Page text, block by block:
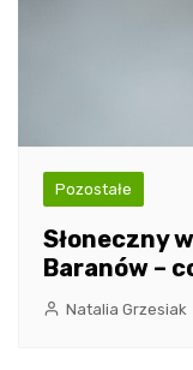
Pozostałe
Słoneczny
Baranów –
Natalia Grzesiak